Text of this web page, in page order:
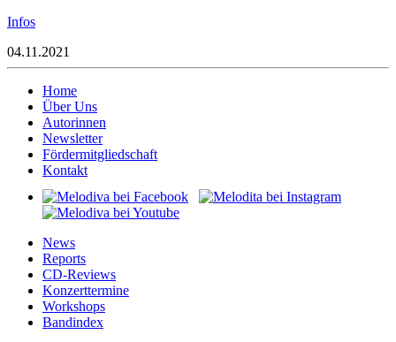
Infos
04.11.2021
Home
Über Uns
Autorinnen
Newsletter
Fördermitgliedschaft
Kontakt
News
Reports
CD-Reviews
Konzerttermine
Workshops
Bandindex